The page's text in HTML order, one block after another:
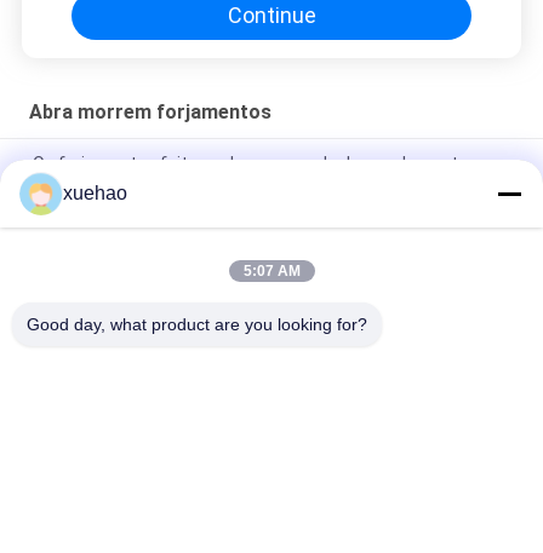
Continue
Abra morrem forjamentos
Os forjamentos feitos sob encomenda do acoplamento
42CrMo4 do aço de liga 4140 abrem morrem forjamentos
Parafuso ASTM DIN EN Norma AISI 4340 40CrNi2Mo 1.6511
xuehao
5:07 AM
Good day, what product are you looking for?